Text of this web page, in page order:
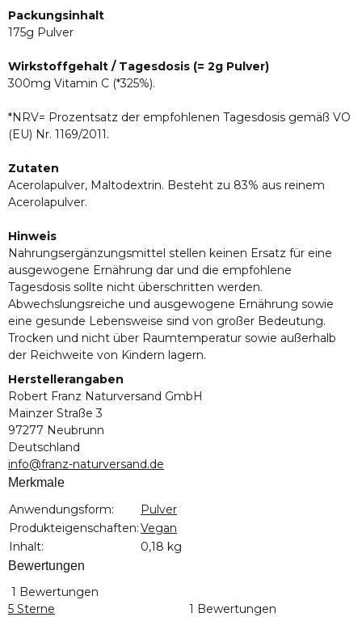
Packungsinhalt
175g Pulver
Wirkstoffgehalt / Tagesdosis (= 2g Pulver)
300mg Vitamin C (*325%).
*NRV= Prozentsatz der empfohlenen Tagesdosis gemäß VO
(EU) Nr. 1169/2011.
Zutaten
Acerolapulver, Maltodextrin. Besteht zu 83% aus reinem
Acerolapulver.
Hinweis
Nahrungsergänzungsmittel stellen keinen Ersatz für eine
ausgewogene Ernährung dar und die empfohlene
Tagesdosis sollte nicht überschritten werden.
Abwechslungsreiche und ausgewogene Ernährung sowie
eine gesunde Lebensweise sind von großer Bedeutung.
Trocken und nicht über Raumtemperatur sowie außerhalb
der Reichweite von Kindern lagern.
Herstellerangaben
Robert Franz Naturversand GmbH
Mainzer Straße 3
97277 Neubrunn
Deutschland
info@franz-naturversand.de
Merkmale
Produkteigenschaft
Wert
Anwendungsform:
Pulver
Produkteigenschaften:Vegan
Inhalt:
0,18 kg
Bewertungen
1 Bewertungen
5 Sterne
1 Bewertungen